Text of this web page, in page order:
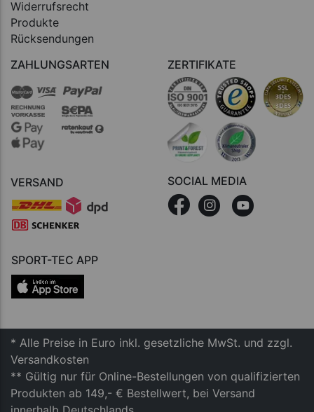
Widerrufsrecht
Produkte
Rücksendungen
ZAHLUNGSARTEN
VERSAND
ZERTIFIKATE
SOCIAL MEDIA
SPORT-TEC APP
* Alle Preise in Euro inkl. gesetzliche MwSt. und zzgl.
Versandkosten
** Gültig nur für Online-Bestellungen von qualifizierten
Produkten ab 149,- € Bestellwert, bei Versand